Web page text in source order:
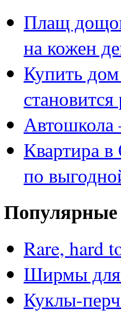
Плащ
на кожен
Купить
Автошкола
Квартира
по
Популярные
Rare, hard
Ширмы для
Куклы-